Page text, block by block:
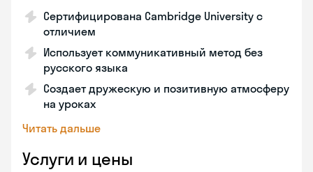
Сертифицирована Cambridge University с
отличием
Использует коммуникативный метод без
русского языка
Создает дружескую и позитивную атмосферу
на уроках
Читать дальше
Услуги и цены